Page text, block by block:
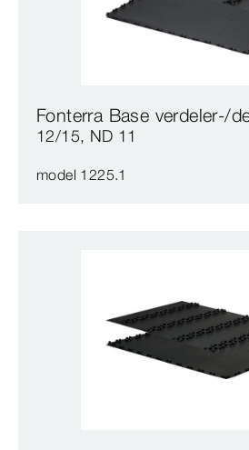
Fonterra Base verdeler-/
12/15, ND 11
model 1225.1